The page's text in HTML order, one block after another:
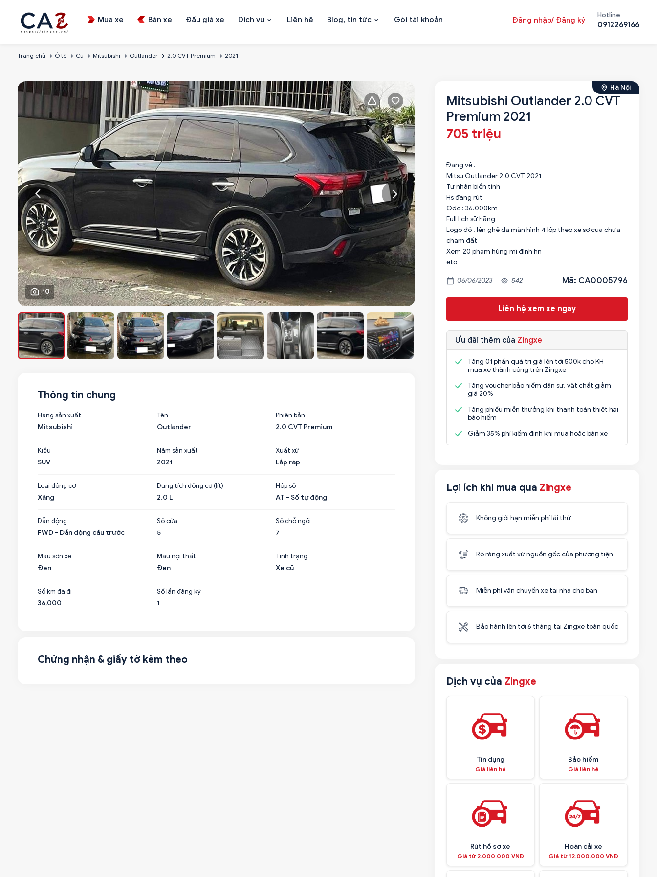
Mua xe Bán xe Đấu giá xe Dịch vụ Liên hệ Blog, tin tức Gói tài khoản Đăng nhập/ Đăng ký
Hotline
0912269166
Trang chủ Ô tô Cũ Mitsubishi Outlander 2.0 CVT Premium 2021
10
Hà Nội
Mitsubishi Outlander 2.0 CVT
Premium 2021
705 triệu
Đang về .
Mitsu Outlander 2.0 CVT 2021
Tư nhân biển tỉnh
Hs đang rút
Odo : 36.000km
Full lịch sữ hãng
Logo đỏ , lên ghế da màn hình 4 lốp theo xe sơ cua chưa
chạm đất
Xem 20 phạm hùng mĩ đình hn
eto
06/06/2023 542 Mã: CA0005796
Liên hệ xem xe ngay
Ưu đãi thêm của Zingxe
Tặng 01 phần quà trị giá lên tới 500k cho KH
mua xe thành công trên Zingxe
Tặng voucher bảo hiểm dân sự, vật chất giảm
giá 20%
Tặng phiếu miễn thưởng khi thanh toán thiệt hại
bảo hiểm
Giảm 35% phí kiểm định khi mua hoặc bán xe
Lợi ích khi mua qua Zingxe
Không giới hạn miễn phí lái thử
Rõ ràng xuất xứ nguồn gốc của phương tiện
Miễn phí vận chuyển xe tại nhà cho bạn
Bảo hành lên tới 6 tháng tại Zingxe toàn quốc
Dịch vụ của Zingxe
Tín dụng
Giá liên hệ
Bảo hiểm
Giá liên hệ
Rút hồ sơ xe
Giá từ 2.000.000 VNĐ
Hoán cải xe
Giá từ 12.000.000 VNĐ
Thông tin chung
Hãng sản xuất
Mitsubishi
Tên
Outlander
Phiên bản
2.0 CVT Premium
Kiểu
SUV
Năm sản xuất
2021
Xuất xứ
Lắp ráp
Loại động cơ
Xăng
Dung tích động cơ (lít)
2.0 L
Hộp số
AT - Số tự động
Dẫn động
FWD - Dẫn động cầu trước
Số cửa
5
Số chỗ ngồi
7
Màu sơn xe
Đen
Màu nội thất
Đen
Tình trạng
Xe cũ
Số km đã đi
36,000
Số lần đăng ký
1
Chứng nhận & giấy tờ kèm theo